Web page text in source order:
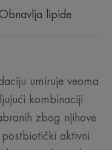
lipide
umiruje veoma
kombinaciji
zbog njihove
aktivni